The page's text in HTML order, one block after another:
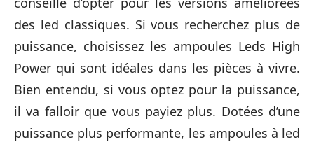
des led classiques. Si vous recherchez plus de
puissance, choisissez les ampoules Leds High
Power qui sont idéales dans les pièces à vivre.
Bien entendu, si vous optez pour la puissance,
il va falloir que vous payiez plus. Dotées d’une
puissance plus performante, les ampoules à led